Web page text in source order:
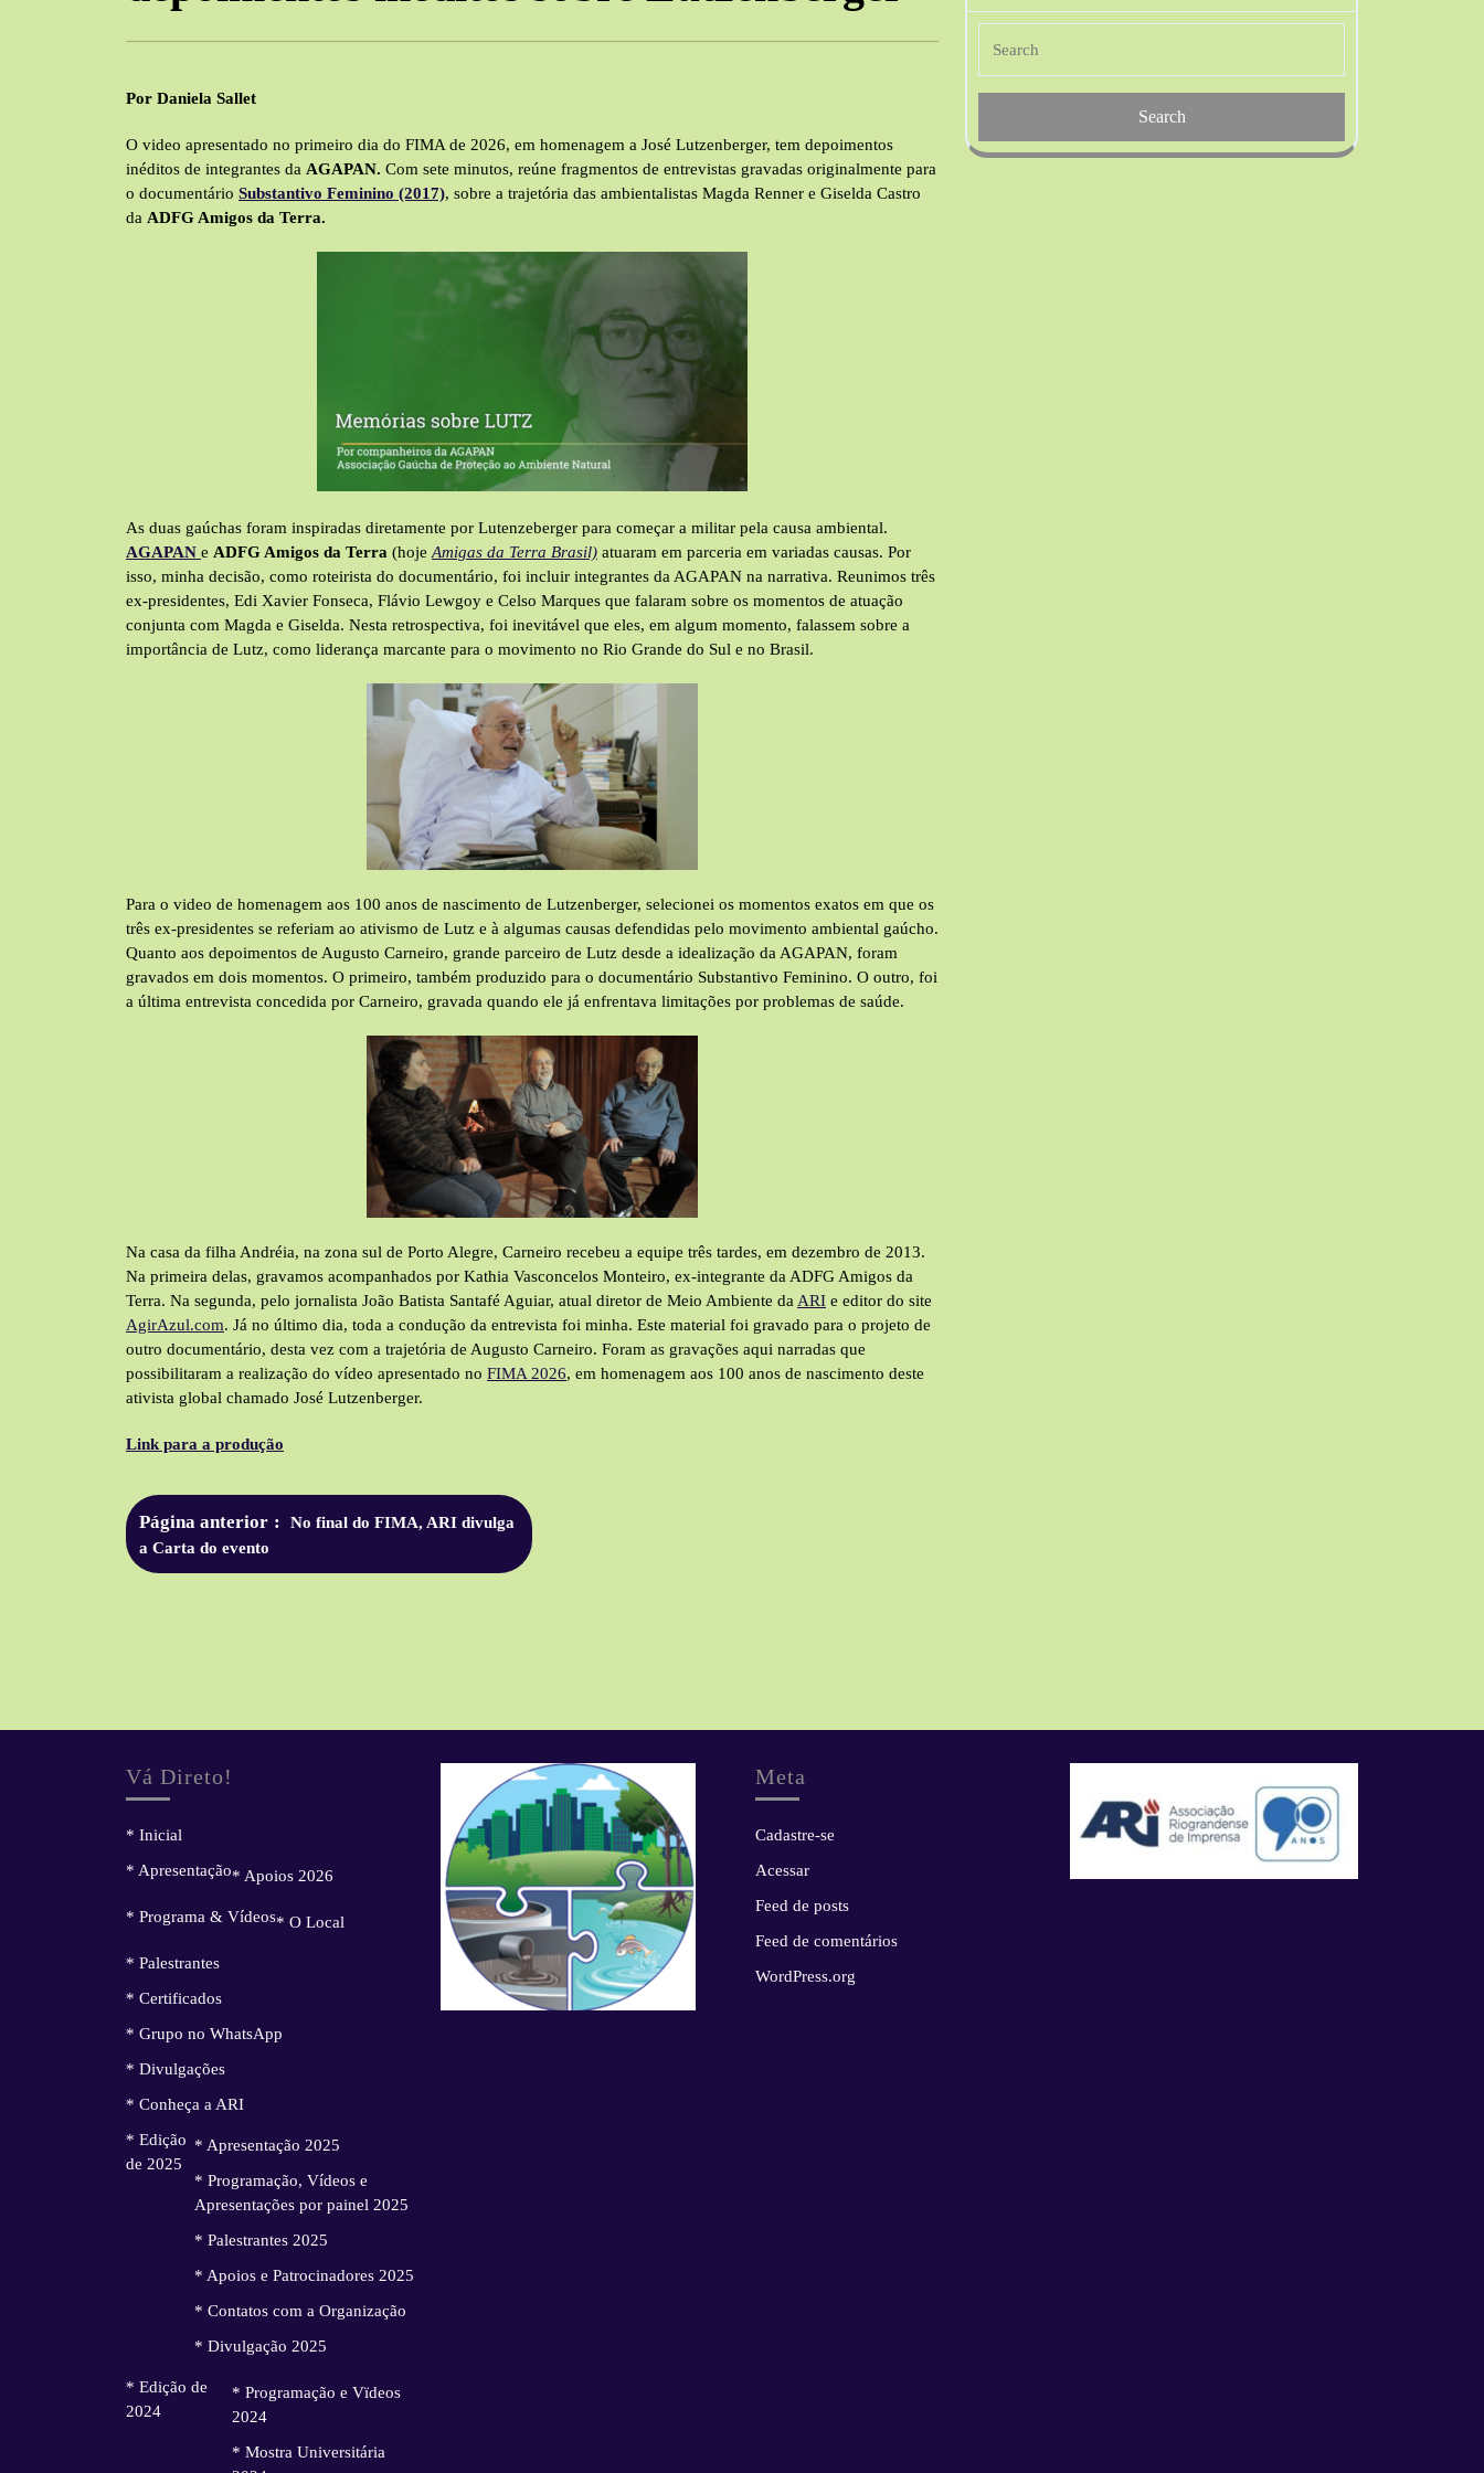
Por Daniela Sallet
O video apresentado no primeiro dia do FIMA de 2026, em homenagem a José Lutzenberger, tem depoimentos
inéditos de integrantes da AGAPAN. Com sete minutos, reúne fragmentos de entrevistas gravadas originalmente para
o documentário Substantivo Feminino (2017), sobre a trajetória das ambientalistas Magda Renner e Giselda Castro
da ADFG Amigos da Terra.
As duas gaúchas foram inspiradas diretamente por Lutenzeberger para começar a militar pela causa ambiental.
AGAPAN e ADFG Amigos da Terra (hoje Amigas da Terra Brasil) atuaram em parceria em variadas causas. Por
isso, minha decisão, como roteirista do documentário, foi incluir integrantes da AGAPAN na narrativa. Reunimos três
ex-presidentes, Edi Xavier Fonseca, Flávio Lewgoy e Celso Marques que falaram sobre os momentos de atuação
conjunta com Magda e Giselda. Nesta retrospectiva, foi inevitável que eles, em algum momento, falassem sobre a
importância de Lutz, como liderança marcante para o movimento no Rio Grande do Sul e no Brasil.
Para o video de homenagem aos 100 anos de nascimento de Lutzenberger, selecionei os momentos exatos em que os
três ex-presidentes se referiam ao ativismo de Lutz e à algumas causas defendidas pelo movimento ambiental gaúcho.
Quanto aos depoimentos de Augusto Carneiro, grande parceiro de Lutz desde a idealização da AGAPAN, foram
gravados em dois momentos. O primeiro, também produzido para o documentário Substantivo Feminino. O outro, foi
a última entrevista concedida por Carneiro, gravada quando ele já enfrentava limitações por problemas de saúde.
Na casa da filha Andréia, na zona sul de Porto Alegre, Carneiro recebeu a equipe três tardes, em dezembro de 2013.
Na primeira delas, gravamos acompanhados por Kathia Vasconcelos Monteiro, ex-integrante da ADFG Amigos da
Terra. Na segunda, pelo jornalista João Batista Santafé Aguiar, atual diretor de Meio Ambiente da ARI e editor do site
AgirAzul.com. Já no último dia, toda a condução da entrevista foi minha. Este material foi gravado para o projeto de
outro documentário, desta vez com a trajetória de Augusto Carneiro. Foram as gravações aqui narradas que
possibilitaram a realização do vídeo apresentado no FIMA 2026, em homenagem aos 100 anos de nascimento deste
ativista global chamado José Lutzenberger.
Link para a produção
Página anterior
No final do FIMA, ARI divulga
a Carta do evento
Vá Direto!
* Inicial
* Apresentação* Apoios 2026
* Programa & Vídeos* O Local
* Palestrantes
* Certificados
* Grupo no WhatsApp
* Divulgações
* Conheça a ARI
* Edição
de 2025
* Apresentação 2025
* Programação, Vídeos e
Apresentações por painel 2025
* Palestrantes 2025
* Apoios e Patrocinadores 2025
* Contatos com a Organização
* Divulgação 2025
* Edição de
2024
* Programação e Vïdeos
2024
* Mostra Universitária
Meta
Cadastre-se
Acessar
Feed de posts
Feed de comentários
WordPress.org